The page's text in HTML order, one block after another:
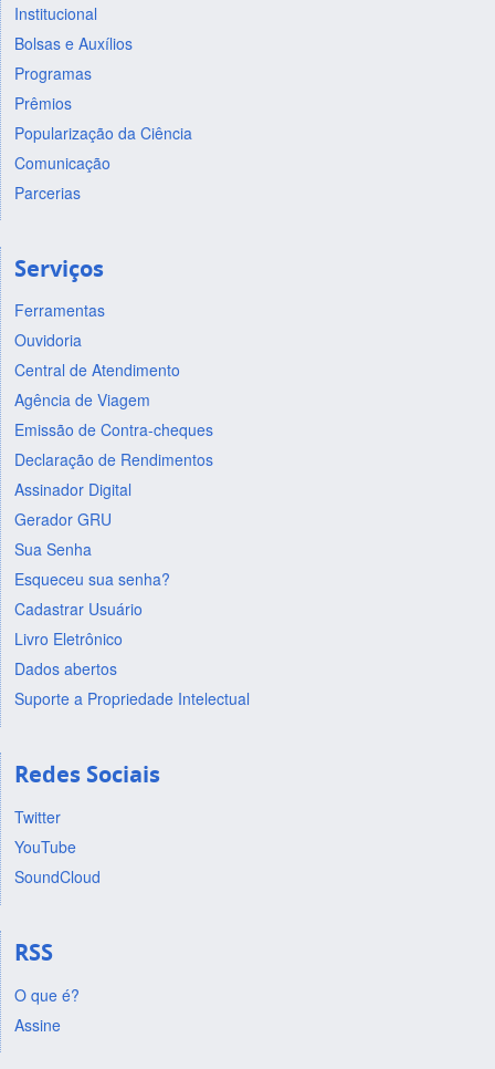
Institucional
Bolsas e Auxílios
Programas
Prêmios
Popularização da Ciência
Comunicação
Parcerias
Serviços
Ferramentas
Ouvidoria
Central de Atendimento
Agência de Viagem
Emissão de Contra-cheques
Declaração de Rendimentos
Assinador Digital
Gerador GRU
Sua Senha
Esqueceu sua senha?
Cadastrar Usuário
Livro Eletrônico
Dados abertos
Suporte a Propriedade Intelectual
Redes Sociais
Twitter
YouTube
SoundCloud
RSS
O que é?
Assine